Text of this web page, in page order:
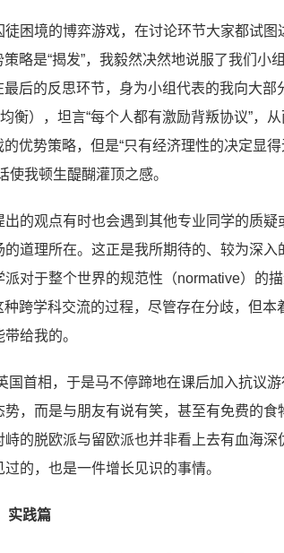
困境的博弈游戏，在讨论环节大家都试图
略是“揭发”，我毅然决然地说服了我们小
后的反思环节，身为小组代表的我向大部
），坦言“每个人都有激励背叛协议”，
优势策略，但是“只有经济理性的决定显
我顿生醍醐灌顶之感。
的观点有时也会遇到其他专业同学的质疑
道理所在。这正是我所期待的、较为深入
对于整个世界的规范性（normative）的
跨学科交流的过程，尽管存在分歧，但本
给我的。
首相，于是马不停蹄地在课后加入抗议
，而是与朋友有说有笑，甚至有免费的食
的脱欧派与留欧派也并非看上去有血海深
的，也是一件增长见识的事情。
实践篇